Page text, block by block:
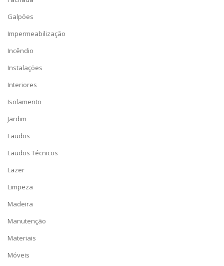
Galpões
Impermeabilização
Incêndio
Instalações
Interiores
Isolamento
Jardim
Laudos
Laudos Técnicos
Lazer
Limpeza
Madeira
Manutenção
Materiais
Móveis